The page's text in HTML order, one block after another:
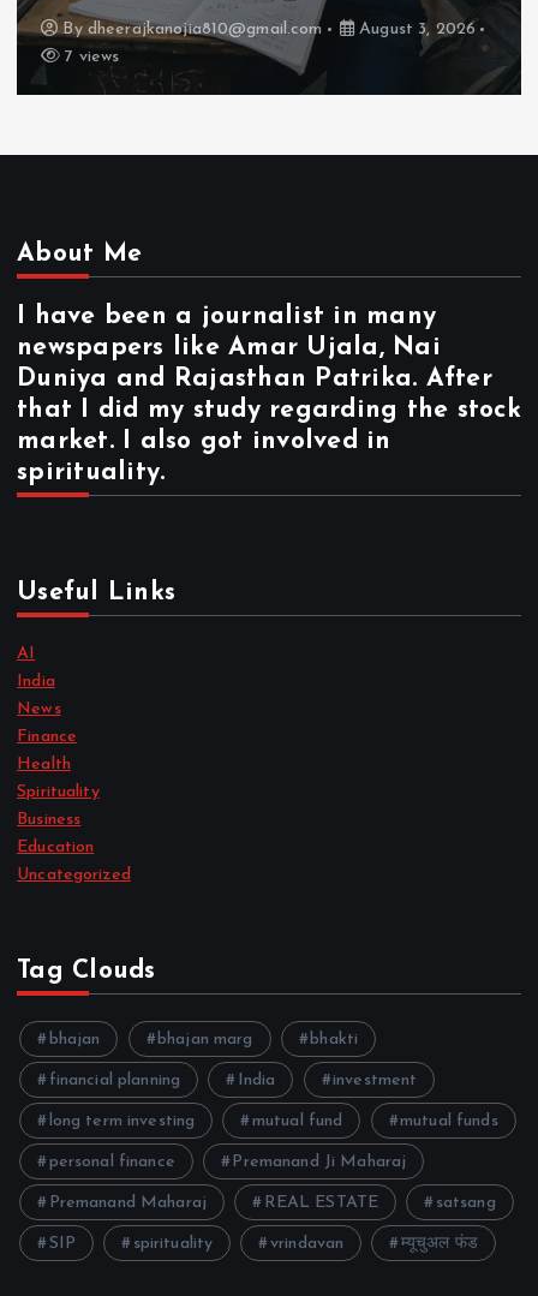
August 3, 2026 By
17 views
About Me
I have been a journalist in many
newspapers like Amar Ujala, Nai
Duniya and Rajasthan Patrika. After
that I did my study regarding the stock
market. I also got involved in
spirituality.
Useful Links
AI
India
News
Finance
Health
Spirituality
Business
Education
Uncategorized
Tag Clouds
bhajan bhajan marg bhakti
financial planning India investment
long term investing mutual fund mutual funds
personal finance Premanand Ji Maharaj
Premanand Maharaj REAL ESTATE satsang
SIP spirituality vrindavan म्यूचुअल फंड